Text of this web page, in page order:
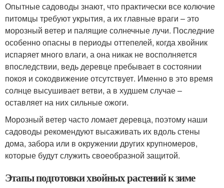
Опытные садоводы знают, что практически все колючие
питомцы требуют укрытия, а их главные враги – это
морозный ветер и палящие солнечные лучи. Последние
особенно опасны в периоды оттепелей, когда хвойник
испаряет много влаги, а она никак не восполняется
впоследствии, ведь деревце пребывает в состоянии
покоя и сокодвижение отсутствует. Именно в это время
солнце высушивает ветви, а в худшем случае –
оставляет на них сильные ожоги.
Морозный ветер часто ломает деревца, поэтому наши
садоводы рекомендуют высаживать их вдоль стены
дома, забора или в окружении других крупномеров,
которые будут служить своеобразной защитой.
Этапы подготовки хвойных растений к зиме